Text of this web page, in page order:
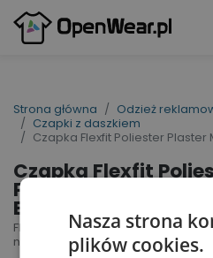
Strona główna Odzież
Czapki z daszkiem
Czapka Flexfit Poliester Plaster
Czapka Flexfit
Plaster Miodu
Black
Flexfit 3D Hexagon Jersey Cap | nr
nr art. producenta: 6584
Nasza strona
plików cookies.